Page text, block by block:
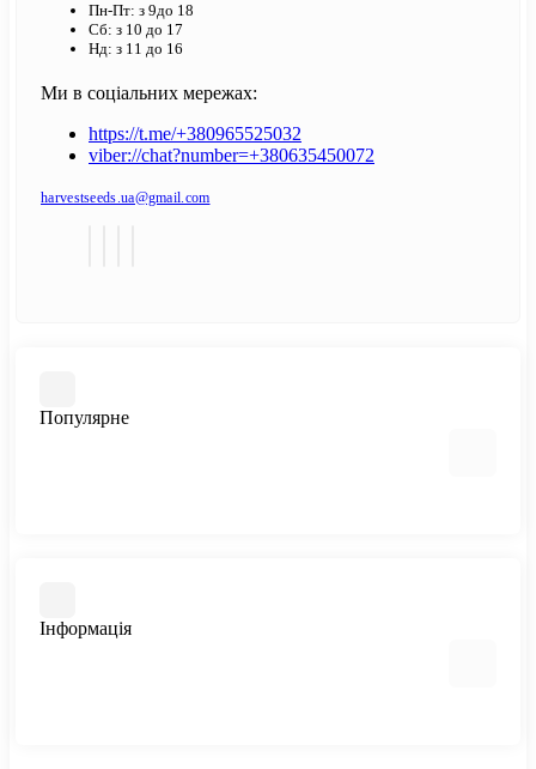
Пн-Пт: з 9до 18
Сб: з 10 до 17
Нд: з 11 до 16
Ми в соціальних мережах:
https://t.me/+380965525032
viber://chat?number=+380635450072
harvestseeds.ua@gmail.com
Популярне
Фемінізовані
Інформація